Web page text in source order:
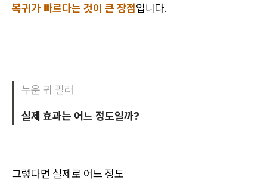
복귀가 빠르다는 것이 큰 장점입니다.
누운 귀 필러
실제 효과는 어느 정도일까?
그렇다면 실제로 어느 정도